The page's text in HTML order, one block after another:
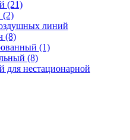
(21)
(2)
линий
(8)
(1)
(8)
для нестационарной